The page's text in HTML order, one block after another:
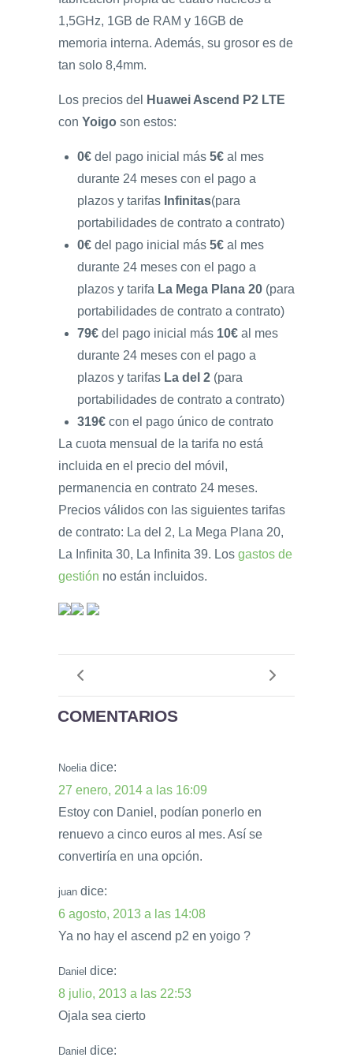
1,5GHz, 1GB de RAM y 16GB de
memoria interna. Además, su grosor es de
tan solo 8,4mm.
Los precios del
Huawei Ascend P2 LTE
con Yoigo son estos:
0€ del pago inicial más 5€ al mes
durante 24 meses con el pago a
plazos y tarifas Infinitas(para
portabilidades de contrato a contrato)
0€ del pago inicial más 5€ al mes
durante 24 meses con el pago a
plazos y tarifa La Mega Plana 20 (para
portabilidades de contrato a contrato)
79€ del pago inicial más 10€ al mes
durante 24 meses con el pago a
plazos y tarifas La del 2 (para
portabilidades de contrato a contrato)
319€ con el pago único de contrato
La cuota mensual de la tarifa no está
incluida en el precio del móvil,
permanencia en contrato 24 meses.
Precios válidos con las siguientes tarifas
de contrato: La del 2, La Mega Plana 20,
La Infinita 30, La Infinita 39. Los gastos de
gestión no están incluidos.
COMENTARIOS
Noelia dice:
27 enero, 2014 a las 16:09
Estoy con Daniel, podían ponerlo en
renuevo a cinco euros al mes. Así se
convertiría en una opción.
juan dice:
6 agosto, 2013 a las 14:08
Ya no hay el ascend p2 en yoigo ?
Daniel dice:
8 julio, 2013 a las 22:53
Ojala sea cierto
Daniel dice: